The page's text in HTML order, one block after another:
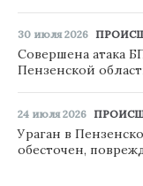
30 июля 2026
Совершена атака
Пензенской
24 июля 2026
Ураган в
обесточен,